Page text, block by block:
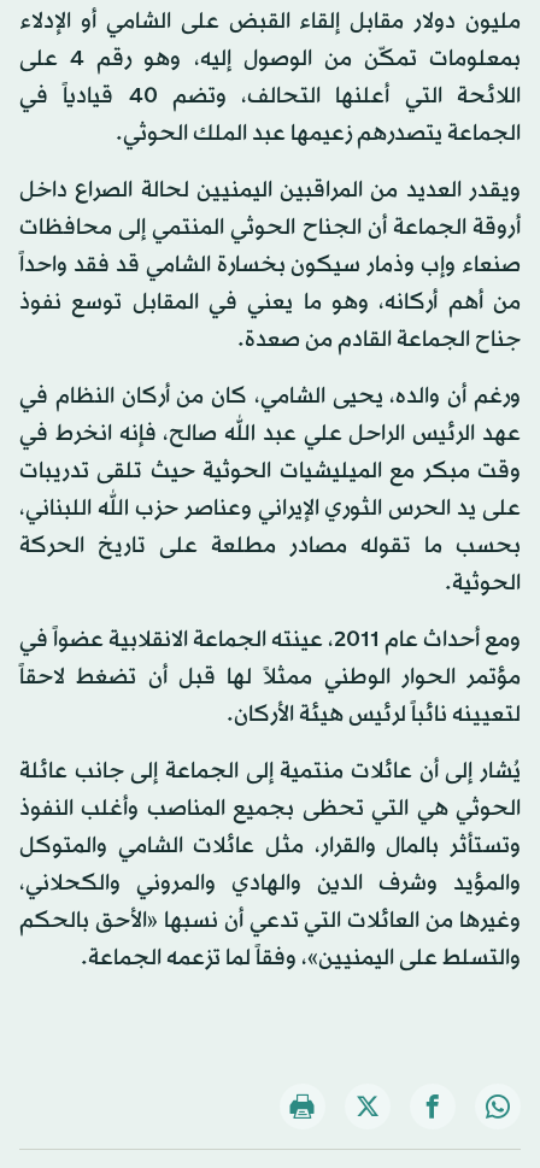
مليون دولار مقابل إلقاء القبض على الشامي أو الإدلاء
بمعلومات تمكّن من الوصول إليه، وهو رقم 4 على
اللائحة التي أعلنها التحالف، وتضم 40 قيادياً في
الجماعة يتصدرهم زعيمها عبد الملك الحوثي.
ويقدر العديد من المراقبين اليمنيين لحالة الصراع داخل
أروقة الجماعة أن الجناح الحوثي المنتمي إلى محافظات
صنعاء وإب وذمار سيكون بخسارة الشامي قد فقد واحداً
من أهم أركانه، وهو ما يعني في المقابل توسع نفوذ
جناح الجماعة القادم من صعدة.
ورغم أن والده، يحيى الشامي، كان من أركان النظام في
عهد الرئيس الراحل علي عبد الله صالح، فإنه انخرط في
وقت مبكر مع الميليشيات الحوثية حيث تلقى تدريبات
على يد الحرس الثوري الإيراني وعناصر حزب الله اللبناني،
بحسب ما تقوله مصادر مطلعة على تاريخ الحركة
الحوثية.
ومع أحداث عام 2011، عينته الجماعة الانقلابية عضواً في
مؤتمر الحوار الوطني ممثلاً لها قبل أن تضغط لاحقاً
لتعيينه نائباً لرئيس هيئة الأركان.
يُشار إلى أن عائلات منتمية إلى الجماعة إلى جانب عائلة
الحوثي هي التي تحظى بجميع المناصب وأغلب النفوذ
وتستأثر بالمال والقرار، مثل عائلات الشامي والمتوكل
والمؤيد وشرف الدين والهادي والمروني والكحلاني،
وغيرها من العائلات التي تدعي أن نسبها «الأحق بالحكم
والتسلط على اليمنيين»، وفقاً لما تزعمه الجماعة.